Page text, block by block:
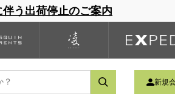
う出荷停止のご案内
商品一覧
新規
ト